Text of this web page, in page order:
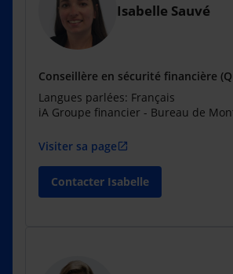
Isabelle Sauvé
Conseillère en sécurité financière
Langues parlées: Français
iA Groupe financier - Bureau de
Visiter sa page open_in_new
Contacter Isabelle